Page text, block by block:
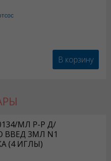
В корзину
МЛ Р-Р Д/
3МЛ N1
(4 ИГЛЫ)